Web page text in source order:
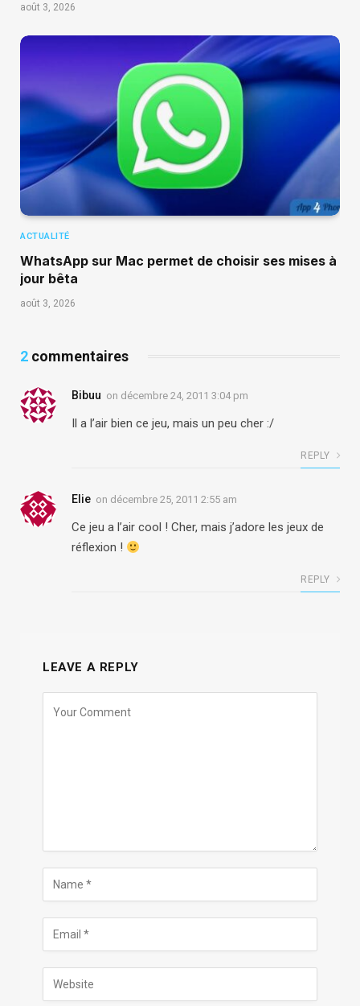
août 3, 2026
ACTUALITÉ
WhatsApp sur Mac permet de choisir ses mises à
jour bêta
août 3, 2026
2 commentaires
Bibuu on décembre 24, 2011 3:04 pm
Il a l’air bien ce jeu, mais un peu cher :/
REPLY
Elie on décembre 25, 2011 2:55 am
Ce jeu a l’air cool ! Cher, mais j’adore les jeux de
réflexion !
REPLY
LEAVE A REPLY